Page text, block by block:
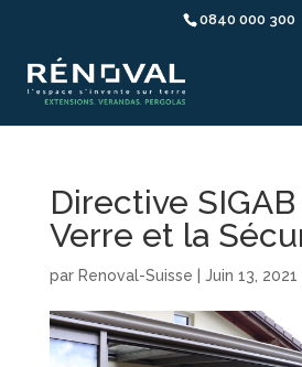
0840 000 300
Directive
Verre et la
par Renoval-Suisse Juin 13, 2021